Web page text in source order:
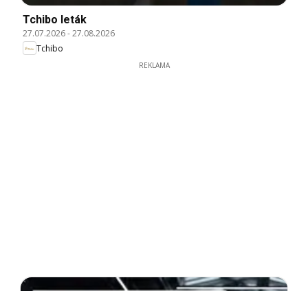
Tchibo leták
27.07.2026-27.08.2026
Tchibo
REKLAMA